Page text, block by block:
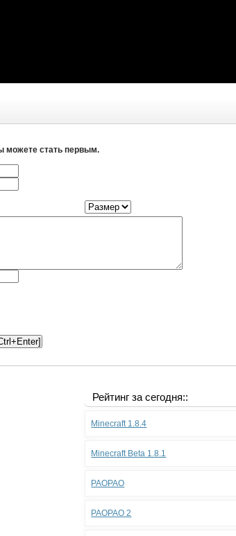
можете стать первым.
Рейтинг за сегодня::
Minecraft 1.8.4
Minecraft Beta 1.8.1
PAOPAO
PAOPAO 2